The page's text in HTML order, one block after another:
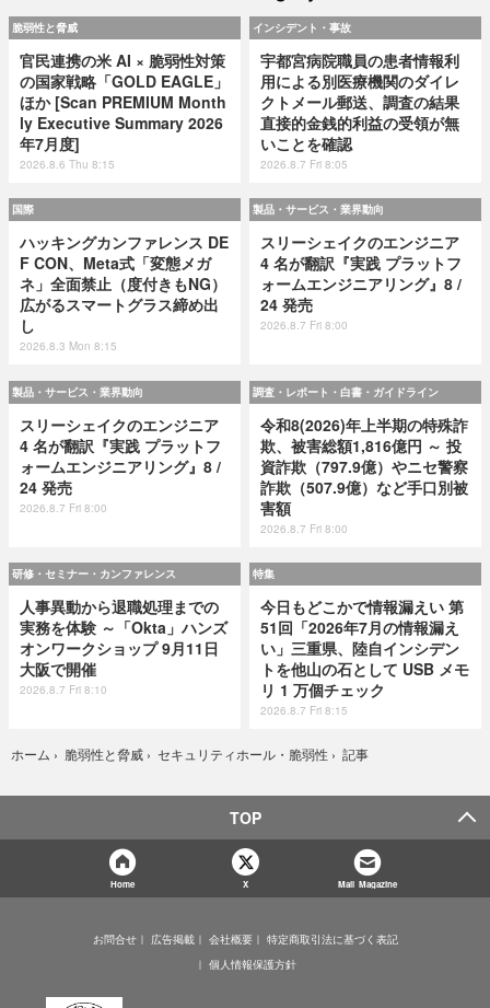
脆弱性と脅威
官民連携の米 AI × 脆弱性対策
の国家戦略「GOLD EAGLE」
ほか [Scan PREMIUM Month
ly Executive Summary 2026
年7月度]
2026.8.6 Thu 8:15
インシデント・事故
宇都宮病院職員の患者情報利
用による別医療機関のダイレ
クトメール郵送、調査の結果
直接的金銭的利益の受領が無
いことを確認
2026.8.7 Fri 8:05
国際
ハッキングカンファレンス DE
F CON、Meta式「変態メガ
ネ」全面禁止（度付きもNG）
広がるスマートグラス締め出
し
2026.8.3 Mon 8:15
製品・サービス・業界動向
スリーシェイクのエンジニア
4 名が翻訳『実践 プラットフ
ォームエンジニアリング』8 /
24 発売
2026.8.7 Fri 8:00
製品・サービス・業界動向
スリーシェイクのエンジニア
4 名が翻訳『実践 プラットフ
ォームエンジニアリング』8 /
24 発売
2026.8.7 Fri 8:00
調査・レポート・白書・ガイドライン
令和8(2026)年上半期の特殊詐
欺、被害総額1,816億円 ～ 投
資詐欺（797.9億）やニセ警察
詐欺（507.9億）など手口別被
害額
2026.8.7 Fri 8:00
研修・セミナー・カンファレンス
人事異動から退職処理までの
実務を体験 ～「Okta」ハンズ
オンワークショップ 9月11日
大阪で開催
2026.8.7 Fri 8:10
特集
今日もどこかで情報漏えい 第
51回「2026年7月の情報漏え
い」三重県、陸自インシデン
トを他山の石として USB メモ
リ 1 万個チェック
2026.8.7 Fri 8:15
ホーム › 脆弱性と脅威 › セキュリティホール・脆弱性 › 記事
TOP
Home X Mail Magazine
お問合せ 広告掲載 会社概要
特定商取引法に基づく表記
個人情報保護方針